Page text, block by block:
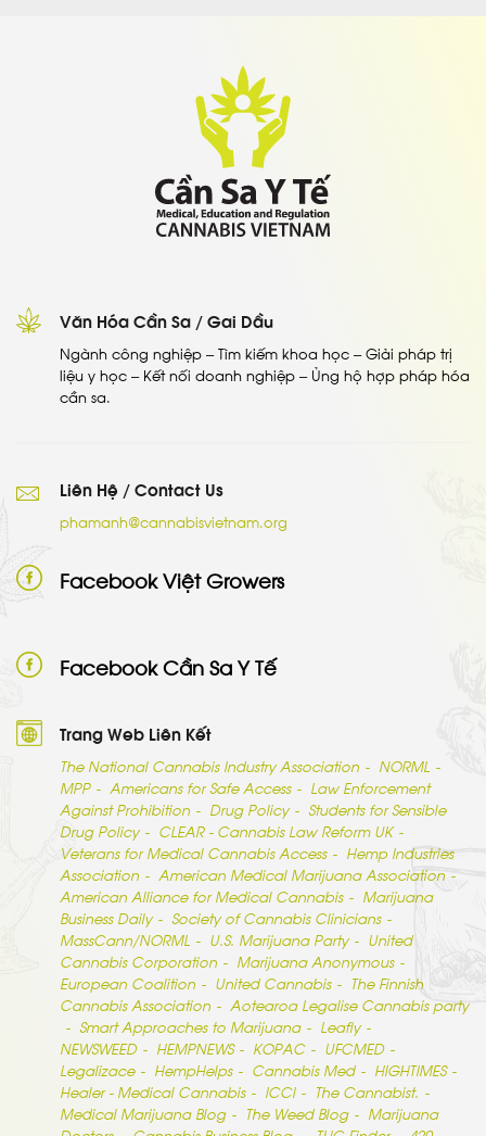
Văn Hóa Cần Sa / Gai Dầu
Ngành công nghiệp – Tìm kiếm khoa học – Giải pháp trị
liệu y học – Kết nối doanh nghiệp – Ủng hộ hợp pháp hóa
cần sa.
Liên Hệ / Contact Us
phamanh@cannabisvietnam.org
Facebook Việt Growers
Facebook Cần Sa Y Tế
Trang Web Liên Kết
The National Cannabis Industry Association
NORML
MPP
Americans for Safe Access
Law Enforcement
Against Prohibition
Drug Policy
Students for Sensible
Drug Policy
CLEAR - Cannabis Law Reform UK
Veterans for Medical Cannabis Access
Hemp Industries
Association
American Medical Marijuana Association
American Alliance for Medical Cannabis
Marijuana
Business Daily
Society of Cannabis Clinicians
MassCann/NORML
U.S. Marijuana Party
United
Cannabis Corporation
Marijuana Anonymous
European Coalition
United Cannabis
The Finnish
Cannabis Association
Aotearoa Legalise Cannabis party
Smart Approaches to Marijuana
Leafly
NEWSWEED
HEMPNEWS KOPAC
UFCMED
Legalizace
HempHelps Cannabis Med
HIGHTIMES
Healer - Medical Cannabis
ICCI
The Cannabist.
Medical Marijuana Blog
The Weed Blog
Marijuana